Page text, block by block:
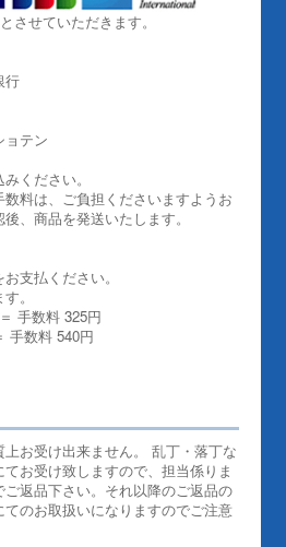
させていただきます。
行
ョテン
ください。
料は、ご負担くださいますようお
、商品を発送いたします。
支払ください。
。
手数料 325円
手数料 540円
お受け出来ません。 乱丁・落丁な
お受け致しますので、担当係りま
返品下さい。それ以降のご返品の
のお取扱いになりますのでご注意